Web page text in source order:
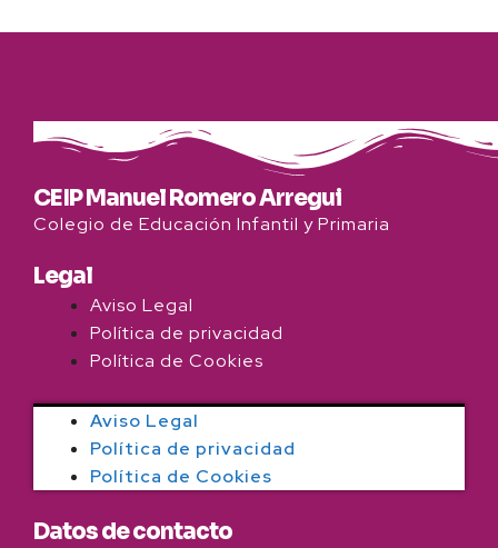
CEIP Manuel Romero Arregui
Colegio de Educación Infantil y Primaria
Legal
Aviso Legal
Política de privacidad
Política de Cookies
Aviso Legal
Política de privacidad
Política de Cookies
Datos de contacto